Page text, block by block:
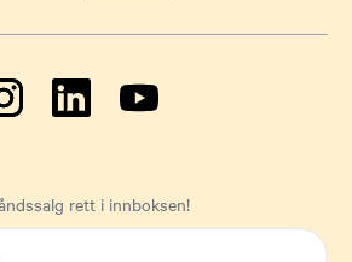
rett i innboksen!